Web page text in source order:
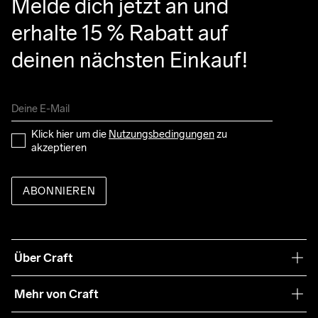
Melde dich jetzt an und
erhalte 15 % Rabatt auf
deinen nächsten Einkauf!
Klick hier um die Nutzungsbedingungen zu
akzeptieren
ABONNIEREN
Über Craft
Nachhaltigkeit
Mehr von Craft